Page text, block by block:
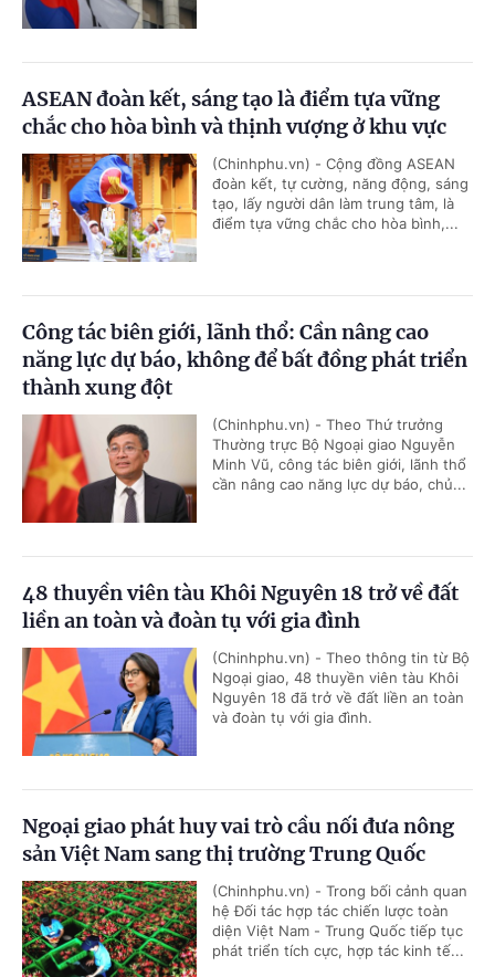
ASEAN đoàn kết, sáng tạo là điểm tựa vững
chắc cho hòa bình và thịnh vượng ở khu vực
(Chinhphu.vn) - Cộng đồng ASEAN
đoàn kết, tự cường, năng động, sáng
tạo, lấy người dân làm trung tâm, là
điểm tựa vững chắc cho hòa bình,...
Công tác biên giới, lãnh thổ: Cần nâng cao
năng lực dự báo, không để bất đồng phát triển
thành xung đột
(Chinhphu.vn) - Theo Thứ trưởng
Thường trực Bộ Ngoại giao Nguyễn
Minh Vũ, công tác biên giới, lãnh thổ
cần nâng cao năng lực dự báo, chủ...
48 thuyền viên tàu Khôi Nguyên 18 trở về đất
liền an toàn và đoàn tụ với gia đình
(Chinhphu.vn) - Theo thông tin từ Bộ
Ngoại giao, 48 thuyền viên tàu Khôi
Nguyên 18 đã trở về đất liền an toàn
và đoàn tụ với gia đình.
Ngoại giao phát huy vai trò cầu nối đưa nông
sản Việt Nam sang thị trường Trung Quốc
(Chinhphu.vn) - Trong bối cảnh quan
hệ Đối tác hợp tác chiến lược toàn
diện Việt Nam - Trung Quốc tiếp tục
phát triển tích cực, hợp tác kinh tế...